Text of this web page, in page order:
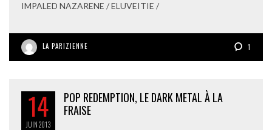
IMPALED NAZARENE / ELUVEITIE /
LA PARIZIENNE 1
14
JUIN2013
POP REDEMPTION, LE DARK METAL À LA
FRAISE